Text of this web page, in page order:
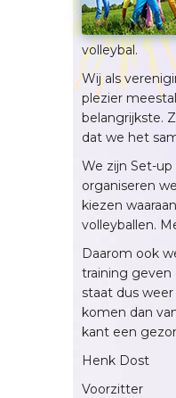
volleybal.
Wij als
plezier
belangrijkste.
dat we het
We zijn Set-
organiseren
kiezen
volleyballen.
Daarom ook
training geven
staat dus
komen dan
kant een
Henk Dost
Voorzitter